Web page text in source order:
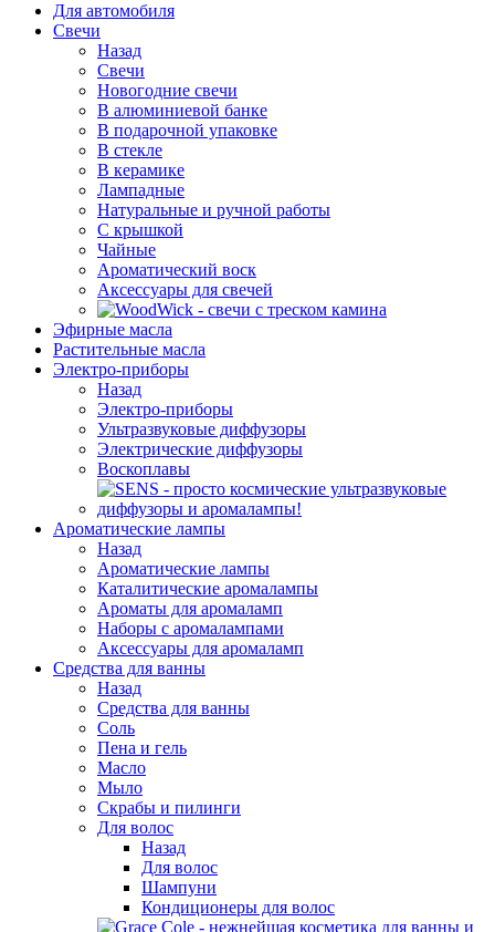
Для автомобиля
Свечи
Назад
Свечи
Новогодние свечи
В алюминиевой банке
В подарочной упаковке
В стекле
В керамике
Лампадные
Натуральные и ручной работы
С крышкой
Чайные
Ароматический воск
Аксессуары для свечей
Эфирные масла
Растительные масла
Электро-приборы
Назад
Электро-приборы
Ультразвуковые диффузоры
Электрические диффузоры
Воскоплавы
Ароматические лампы
Назад
Ароматические лампы
Каталитические аромалампы
Ароматы для аромаламп
Наборы с аромалампами
Аксессуары для аромаламп
Средства для ванны
Назад
Средства для ванны
Соль
Пена и гель
Масло
Мыло
Скрабы и пилинги
Для волос
Назад
Для волос
Шампуни
Кондиционеры для волос